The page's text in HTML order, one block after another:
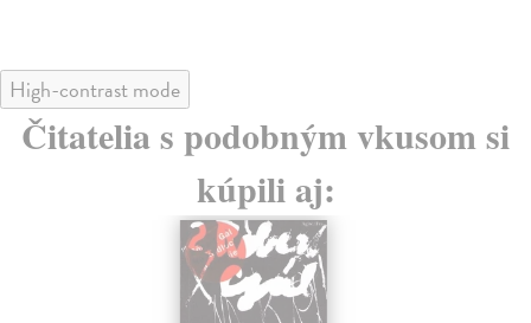
High-contrast mode
Čitatelia s podobným vkusom si
kúpili aj: